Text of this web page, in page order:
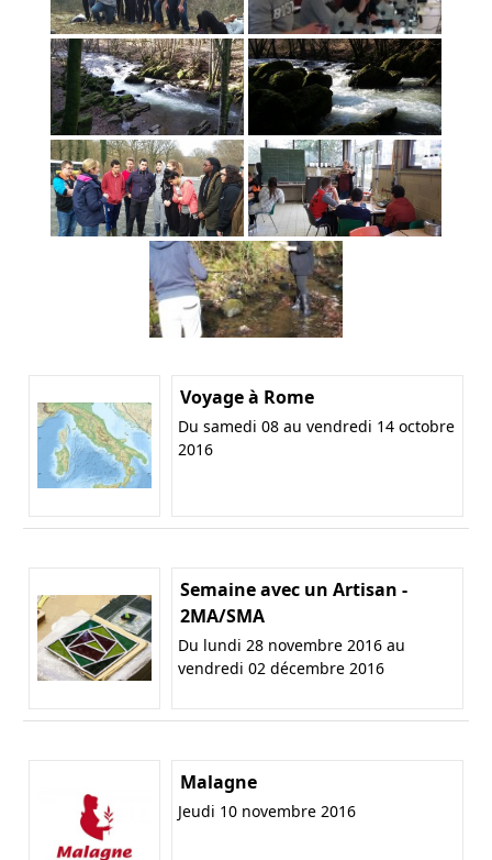
Voyage à Rome
Du samedi 08 au vendredi 14 octobre
2016
Semaine avec un Artisan -
2MA/SMA
Du lundi 28 novembre 2016 au
vendredi 02 décembre 2016
Malagne
Jeudi 10 novembre 2016